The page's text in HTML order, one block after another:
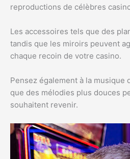
reproductions de célèbres
Les accessoires tels que des
tandis que les miroirs peuvent
chaque recoin de votre casino.
Pensez également à la musique
que des mélodies plus douces
souhaitent revenir.